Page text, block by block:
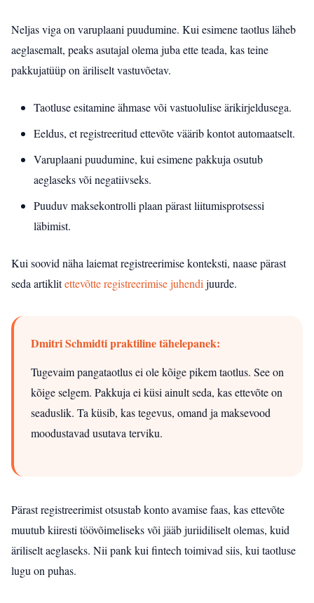
Neljas viga on varuplaani puudumine. Kui esimene taotlus läheb
aeglasemalt, peaks asutajal olema juba ette teada, kas teine
pakkujatüüp on äriliselt vastuvõetav.
Taotluse esitamine ähmase või vastuolulise ärikirjeldusega.
Eeldus, et registreeritud ettevõte väärib kontot automaatselt.
Varuplaani puudumine, kui esimene pakkuja osutub
aeglaseks või negatiivseks.
Puuduv maksekontrolli plaan pärast liitumisprotsessi
läbimist.
Kui soovid näha laiemat registreerimise konteksti, naase pärast
seda artiklitettevõtte registreerimise juhendi juurde.
Dmitri Schmidti praktiline tähelepanek:
Tugevaim pangataotlus ei ole kõige pikem taotlus. See on
kõige selgem. Pakkuja ei küsi ainult seda, kas ettevõte on
seaduslik. Ta küsib, kas tegevus, omand ja maksevood
moodustavad usutava terviku.
Pärast registreerimist otsustab konto avamise faas, kas ettevõte
muutub kiiresti töövõimeliseks või jääb juriidiliselt olemas, kuid
äriliselt aeglaseks. Nii pank kui fintech toimivad siis, kui taotluse
lugu on puhas.